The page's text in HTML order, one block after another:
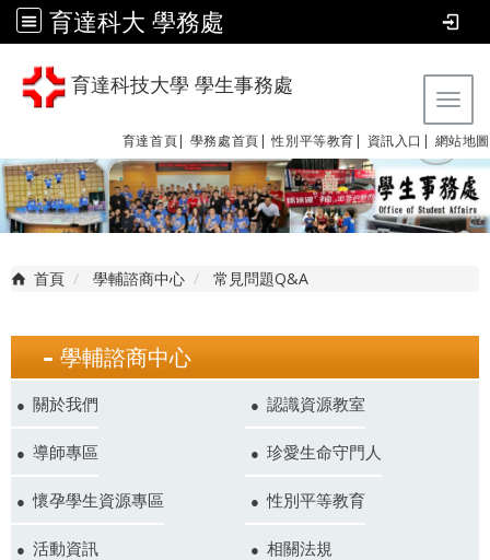
育達科大 學務處
育達科技大學 學生事務處
育達首頁| 學務處首頁| 性別平等教育 | 資訊入口| 網站地圖
首頁 學輔諮商中心 常見問題Q&A
學輔諮商中心
關於我們 認識資源教室
導師專區 珍愛生命守門人
懷孕學生資源專區 性別平等教育
活動資訊 相關法規